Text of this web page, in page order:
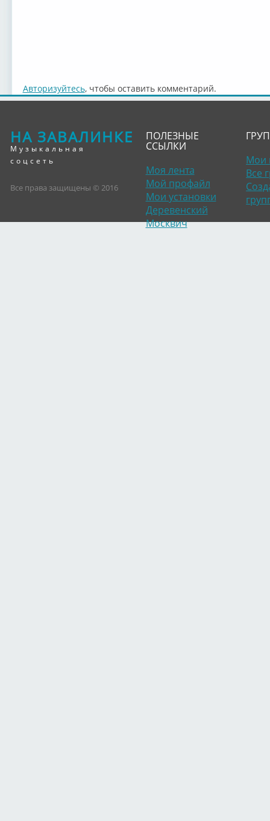
Авторизуйтесь, чтобы оставить комментарий.
НА ЗАВАЛИНКЕ
Музыкальная
соцсеть
Все права защищены © 2016
ПОЛЕЗНЫЕ
ССЫЛКИ
Моя лента
Мой профайл
Мои установки
Деревенский
Москвич
Мои
Все